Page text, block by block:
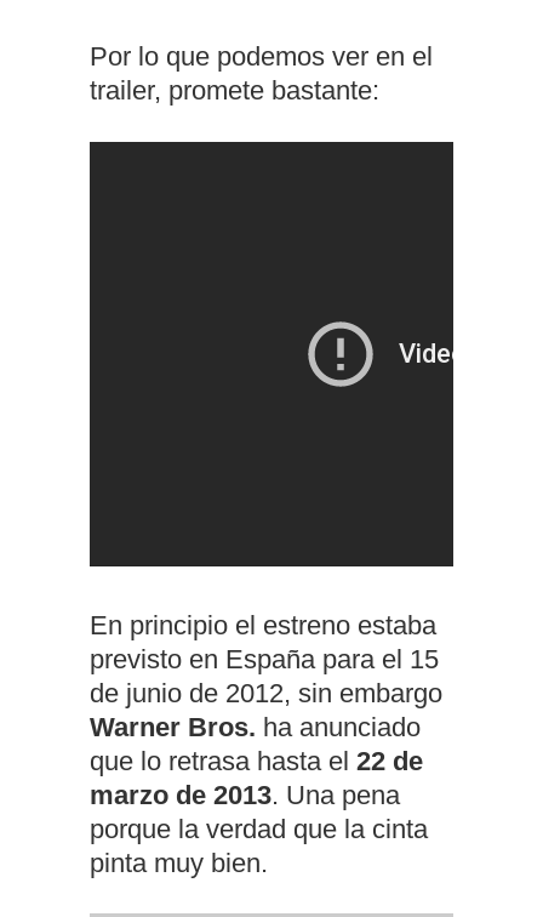
Por lo que podemos ver en el
trailer, promete bastante:
En principio el estreno estaba
previsto en España para el 15
de junio de 2012, sin embargo
Warner Bros. ha anunciado
que lo retrasa hasta el 22 de
marzo de 2013. Una pena
porque la verdad que la cinta
pinta muy bien.